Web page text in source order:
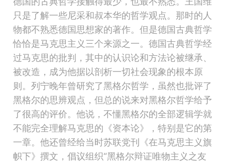
只是了解一些尼采和叔本华的哲学观点。那时的人
物都不熟悉德国思想家的著作。但是德国古典哲学
恰恰是马克思主义三个来源之一。德国古典哲学经
过马克思的批判，其中的认识论和方法论被继承、
被改造，成为他据以剖析一切社会现象的根本原
则。列宁晚年曾研究了黑格尔哲学，虽然也批评了
黑格尔的思辨观点，但总的说来对黑格尔哲学给予
了很高的评价。他说， 不懂黑格尔的全部逻辑学就
不能完全理解马克思的《资本论》，特别是它的第
一章。 他还曾经给当时苏联党刊《在马克思主义旗
帜下》撰文，倡议组织“黑格尔辩证唯物主义之友